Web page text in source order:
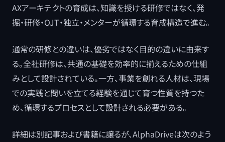
AXアーキテクトの育成は、知識を授ける研修ではなく、発
掘・研修・OJT・独立・メンターが循環する育成構造で進む。
通常の研修との違いは、優劣ではなく目的の違いに由来す
る。全社研修は、共通の基礎を効率的に揃えるための仕組
みとして設計されている。一方、事業を創れる人材は、現場
での実践と問いを立てる経験を通じて育つ性質を持つた
め、循環するプロセスとして設計される必要がある。
詳細は別記事および書籍に譲るが、AlphaDriveは次のよう